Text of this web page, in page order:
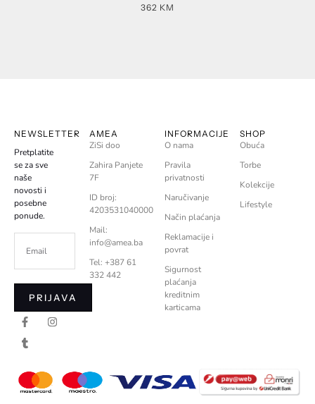
362 KM
NEWSLETTER
Pretplatite
se za sve
naše
novosti i
posebne
ponude.
PRIJAVA
AMEA
ZiSi doo
Zahira Panjete
7F
ID broj:
4203531040000
Mail:
info@amea.ba
Tel: +387 61
332 442
INFORMACIJE
O nama
Pravila
privatnosti
Naručivanje
Način plaćanja
Reklamacije i
povrat
Sigurnost
plaćanja
kreditnim
karticama
SHOP
Obuća
Torbe
Kolekcije
Lifestyle